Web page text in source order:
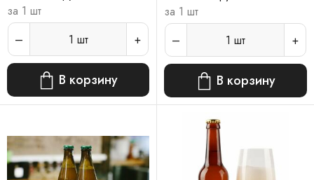
за 1 шт
1 шт
В корзину
за 1 шт
1 шт
В корзину